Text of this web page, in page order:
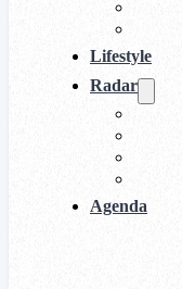
Lifestyle
Radar
Agenda